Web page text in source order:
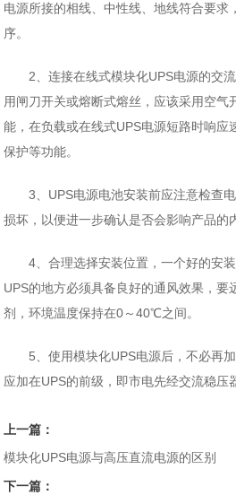
电源所接的相线、中性线、地线符合要求
序。
2、连接在线式模块化UPS电源的交
用闸刀开关或熔断式熔丝，应该采用空气
能，在负载或在线式UPS电源短路时响应
保护等功能。
3、UPS电源电池安装前应注意检查
损坏，以便进一步确认是否会影响产品的
4、合理选择安装位置，一个好的安
UPS的地方必须具备良好的通风效果，要
剂，环境温度保持在0～40℃之间。
5、使用模块化UPS电源后，不必再
应加在UPS的前级，即市电先经交流稳压
上一篇：
模块化UPS电源与高压直流电源的区别
下一篇：